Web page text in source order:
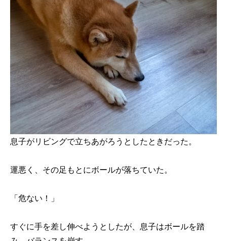
息子がリビングで立ちあがろうとしたときだった。
運悪く、その足もとにボールが落ちていた。
「危ない！」
すぐに手を差し伸べようとしたが、息子はボールを踏